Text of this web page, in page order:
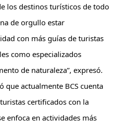
los destinos turísticos de todo
de orgullo estar
con más guías de turistas
como especializados
de naturaleza”, expresó.
que actualmente BCS cuenta
certificados con la
enfoca en actividades más